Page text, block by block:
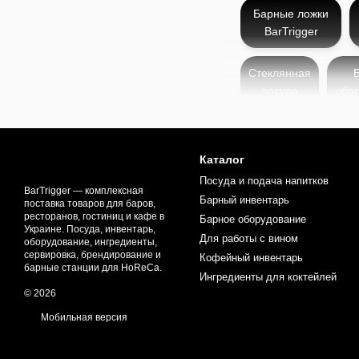
Барные ложки
BarTrigger
Стеклянная
уникальный стиль и
фигурными
миксологического
Ложки изготовлены из
модели, они могут
удобного смешивания
BarTrigger — комплексная
поставка товаров для баров,
ресторанов, гостиниц и кафе в
Украине. Посуда, инвентарь,
оборудование, ингредиенты,
сервировка, брендирование и
барные станции для HoReCa.
© 2026
Мобильная версия
Каталог
Посуда и подача напитков
Барный инвентарь
Барное оборудование
Для работы с вином
Кофейный инвентарь
Ингредиенты для коктейлей